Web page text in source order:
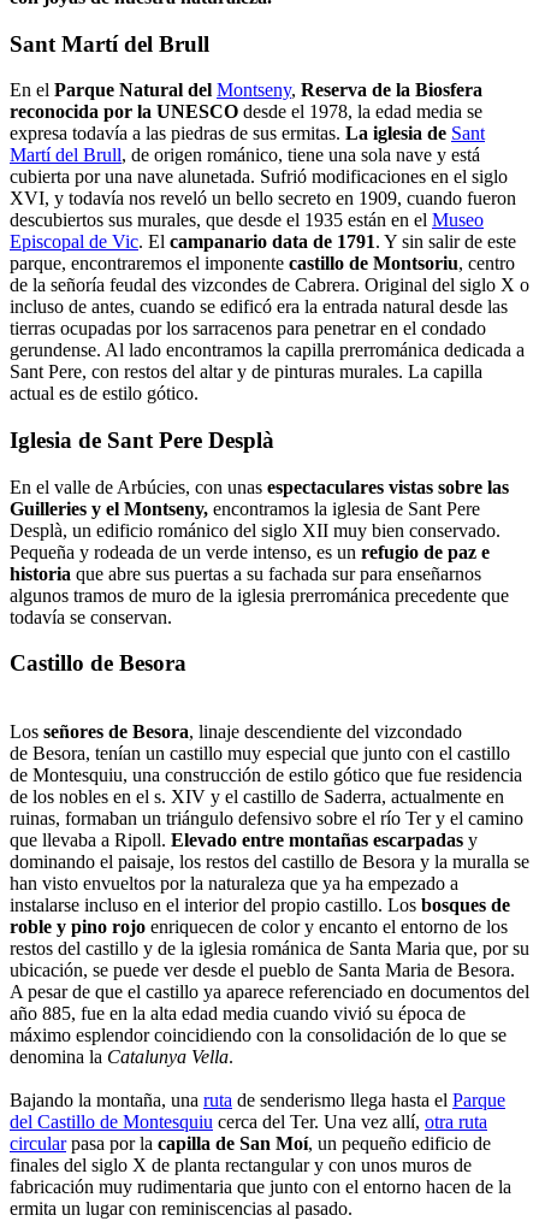
Sant Martí del Brull
En el Parque Natural del Montseny, Reserva de la Biosfera
reconocida por la UNESCO desde el 1978, la edad media se
expresa todavía a las piedras de sus ermitas. La iglesia de Sant
Martí del Brull, de origen románico, tiene una sola nave y está
cubierta por una nave alunetada. Sufrió modificaciones en el siglo
XVI, y todavía nos reveló un bello secreto en 1909, cuando fueron
descubiertos sus murales, que desde el 1935 están en el Museo
Episcopal de Vic. El campanario data de 1791. Y sin salir de este
parque, encontraremos el imponente castillo de Montsoriu, centro
de la señoría feudal des vizcondes de Cabrera. Original del siglo X o
incluso de antes, cuando se edificó era la entrada natural desde las
tierras ocupadas por los sarracenos para penetrar en el condado
gerundense. Al lado encontramos la capilla prerrománica dedicada a
Sant Pere, con restos del altar y de pinturas murales. La capilla
actual es de estilo gótico.
Iglesia de Sant Pere Desplà
En el valle de Arbúcies, con unas espectaculares vistas sobre las
Guilleries y el Montseny, encontramos la iglesia de Sant Pere
Desplà, un edificio románico del siglo XII muy bien conservado.
Pequeña y rodeada de un verde intenso, es un refugio de paz e
historia que abre sus puertas a su fachada sur para enseñarnos
algunos tramos de muro de la iglesia prerrománica precedente que
todavía se conservan.
Castillo de Besora
Los señores de Besora, linaje descendiente del vizcondado
de Besora, tenían un castillo muy especial que junto con el castillo
de Montesquiu, una construcción de estilo gótico que fue residencia
de los nobles en el s. XIV y el castillo de Saderra, actualmente en
ruinas, formaban un triángulo defensivo sobre el río Ter y el camino
que llevaba a Ripoll. Elevado entre montañas escarpadas y
dominando el paisaje, los restos del castillo de Besora y la muralla se
han visto envueltos por la naturaleza que ya ha empezado a
instalarse incluso en el interior del propio castillo. Los bosques de
roble y pino rojo enriquecen de color y encanto el entorno de los
restos del castillo y de la iglesia románica de Santa Maria que, por su
ubicación, se puede ver desde el pueblo de Santa Maria de Besora.
A pesar de que el castillo ya aparece referenciado en documentos del
año 885, fue en la alta edad media cuando vivió su época de
máximo esplendor coincidiendo con la consolidación de lo que se
denomina la Catalunya Vella.
Bajando la montaña, una ruta de senderismo llega hasta el Parque
del Castillo de Montesquiu cerca del Ter. Una vez allí, otra ruta
circularpasa por la capilla de San Moí, un pequeño edificio de
finales del siglo X de planta rectangular y con unos muros de
fabricación muy rudimentaria que junto con el entorno hacen de la
ermita un lugar con reminiscencias al pasado.